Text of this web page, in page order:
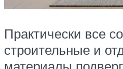
Практически все
строительные и